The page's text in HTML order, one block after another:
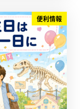
便利情報